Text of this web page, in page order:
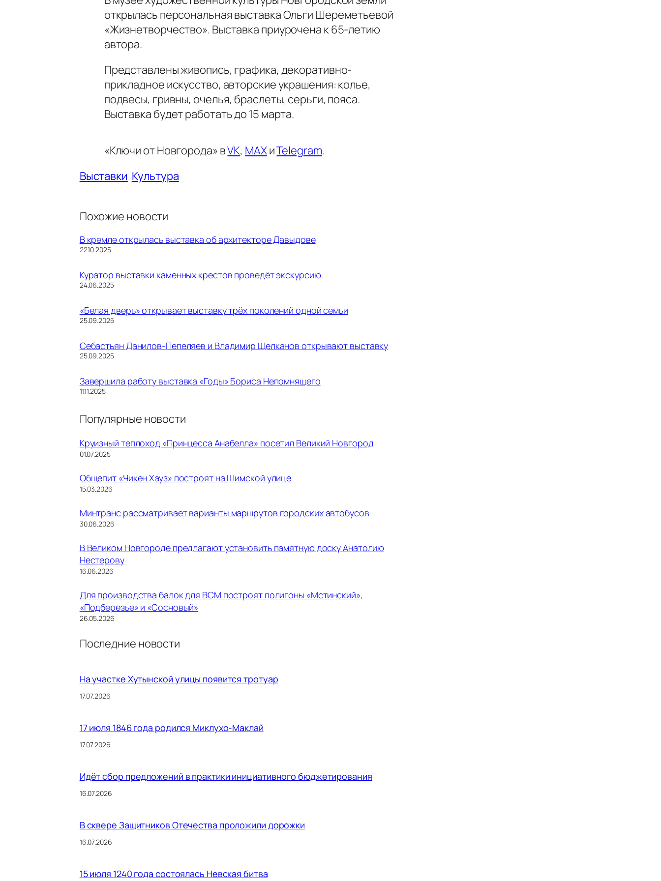
открылась персональная выставка Ольги Шереметьевой
«Жизнетворчество». Выставка приурочена к 65-летию
автора.
Представлены живопись, графика, декоративно-
прикладное искусство, авторские украшения: колье,
подвесы, гривны, очелья, браслеты, серьги, пояса.
Выставка будет работать до 15 марта.
«Ключи от Новгорода» вVK, MAXиTelegram.
Выставки Культура
Похожие новости
В кремле открылась выставка об архитекторе Давыдове
Дата
22.10.2025
Куратор выставки каменных крестов проведёт экскурсию
Дата
24.06.2025
«Белая дверь» открывает выставку трёх поколений одной семьи
Дата
25.09.2025
Себастьян Данилов-Пепеляев и Владимир Щелканов открывают выставку
Дата
25.09.2025
Завершила работу выставка «Годы» Бориса Непомнящего
Дата
11.11.2025
Популярные новости
Круизный теплоход «Принцесса Анабелла» посетил Великий Новгород
01.07.2025
Общепит «Чикен Хауз» построят на Шимской улице
15.03.2026
Минтранс рассматривает варианты маршрутов городских автобусов
30.06.2026
В Великом Новгороде предлагают установить памятную доску Анатолию
Нестерову
16.06.2026
Для производства балок для ВСМ построят полигоны «Мстинский»,
«Подберезье» и «Сосновый»
26.05.2026
Последние новости
На участке Хутынской улицы появится тротуар
17.07.2026
17 июля 1846 года родился Миклухо-Маклай
17.07.2026
Идёт сбор предложений в практики инициативного бюджетирования
16.07.2026
В сквере Защитников Отечества проложили дорожки
16.07.2026
15 июля 1240 года состоялась Невская битва